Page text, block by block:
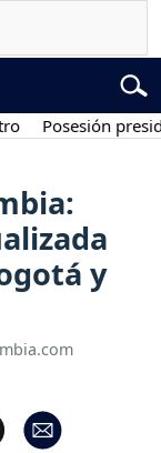
presidencial
y